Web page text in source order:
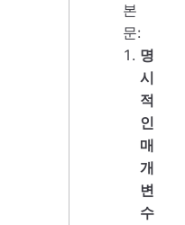
본
문:
명
시
적
인
매
개
변
수